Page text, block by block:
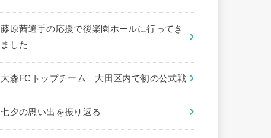
藤原茜選手の応援で後楽園ホールに行ってき
ました
大森FCトップチーム 大田区内で初の公式戦
七夕の思い出を振り返る